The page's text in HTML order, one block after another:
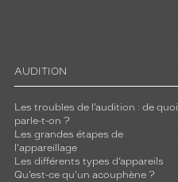
AUDITION
Les troubles de l’audition : de quoi
parle-t-on ?
Les grandes étapes de
l'appareillage
Les différents types d’appareils
Qu’est-ce qu'un acouphène ?